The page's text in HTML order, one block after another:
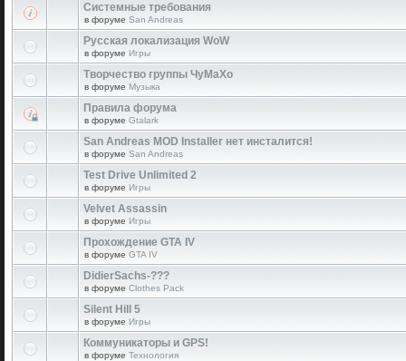
Системные требования
в форуме San Andreas
Русская локализация WoW
в форуме Игры
Творчество группы ЧуМаХо
в форуме Музыка
Правила форума
в форуме Gtalark
San Andreas MOD Installer нет инсталится!
в форуме San Andreas
Test Drive Unlimited 2
в форуме Игры
Velvet Assassin
в форуме Игры
Прохождение GTA IV
в форуме GTA IV
DidierSachs-???
в форуме Clothes Pack
Silent Hill 5
в форуме Игры
Коммуникаторы и GPS!
в форуме Технология